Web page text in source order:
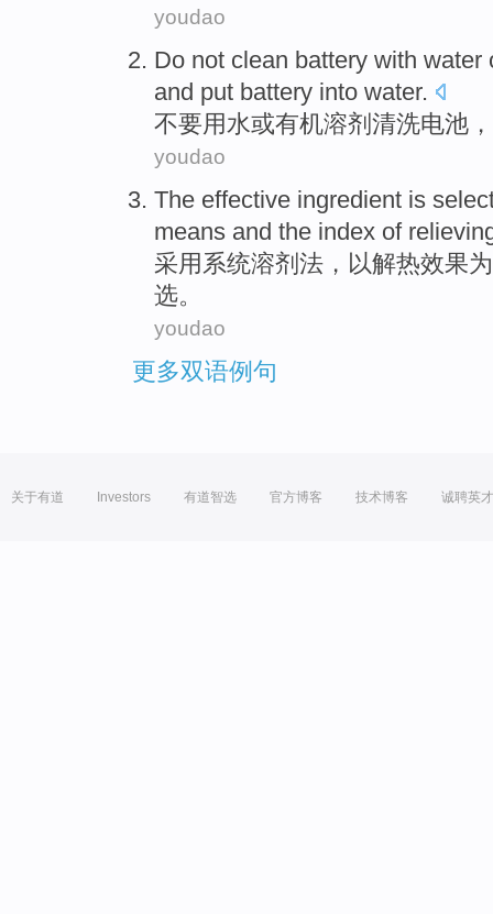
youdao
Do not clean battery with water
and put battery into water.
不要用水或有机溶剂 清洗电池
youdao
The effective ingredient is
means and the index of
采用 系统溶剂 法， 以解热效果为
选。
youdao
更多双语例句
关于有道 Investors 有道智选 官方博客 技术博客 诚聘英才